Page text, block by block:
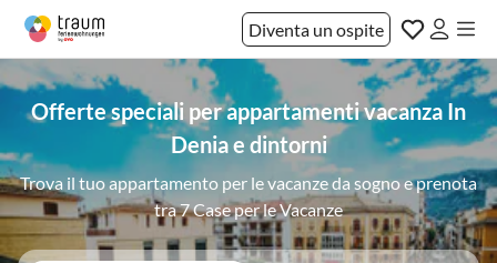
Diventa un ospite
Offerte speciali per appartamenti vacanza In
Denia e dintorni
Trova il tuo appartamento per le vacanze da sogno e prenota
tra 7 Case per le Vacanze